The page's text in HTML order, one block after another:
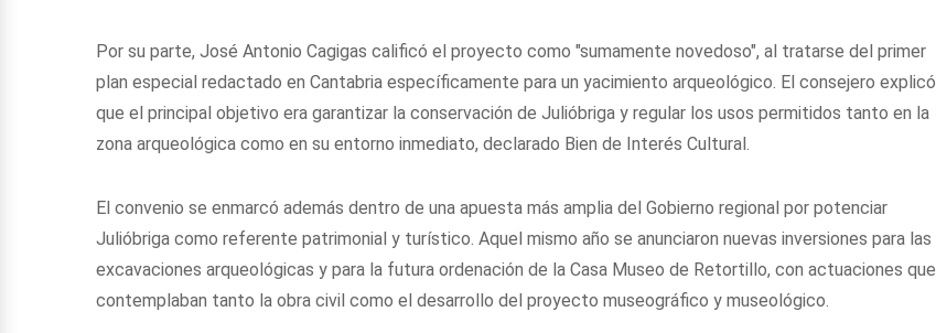
Por su parte, José Antonio Cagigas calificó el proyecto como "sumamente novedoso", al tratarse del primer
plan especial redactado en Cantabria específicamente para un yacimiento arqueológico. El consejero explicó
que el principal objetivo era garantizar la conservación de Julióbriga y regular los usos permitidos tanto en la
zona arqueológica como en su entorno inmediato, declarado Bien de Interés Cultural.
El convenio se enmarcó además dentro de una apuesta más amplia del Gobierno regional por potenciar
Julióbriga como referente patrimonial y turístico. Aquel mismo año se anunciaron nuevas inversiones para las
excavaciones arqueológicas y para la futura ordenación de la Casa Museo de Retortillo, con actuaciones que
contemplaban tanto la obra civil como el desarrollo del proyecto museográfico y museológico.